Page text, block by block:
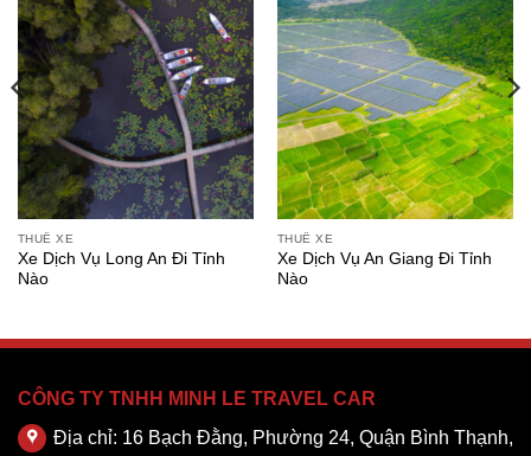
THUÊ XE
Xe Dịch Vụ Long An Đi Tỉnh
Nào
THUÊ XE
Xe Dịch Vụ An Giang Đi Tỉnh
Nào
CÔNG TY TNHH MINH LE TRAVEL CAR
Địa chỉ: 16 Bạch Đằng, Phường 24, Quận Bình Thạnh,